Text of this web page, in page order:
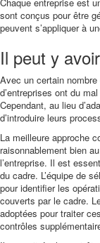
sont conçus pour être
peuvent s’appliquer à
Il peut y
Avec un certain
d’entreprises ont du
Cependant, au lieu
d’introduire leurs
La meilleure approche
raisonnablement bien
l’entreprise. Il est
du cadre. L’équipe de
pour identifier les
couverts par le cadre.
adoptées pour traiter
contrôles